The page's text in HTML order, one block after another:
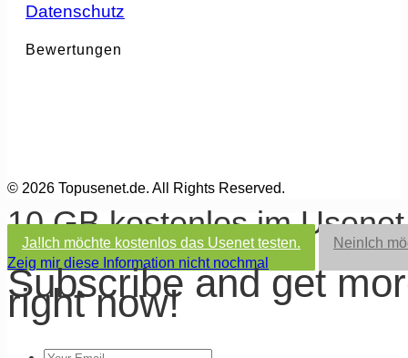
Datenschutz
Bewertungen
© 2026 Topusenet.de. All Rights Reserved.
10 GB kostenlos im
Ja! Ich möchte kostenlos das Usenet testen. Nein Ich
Zeig mir diese Information nicht nochmal
Subscribe and get
right now!